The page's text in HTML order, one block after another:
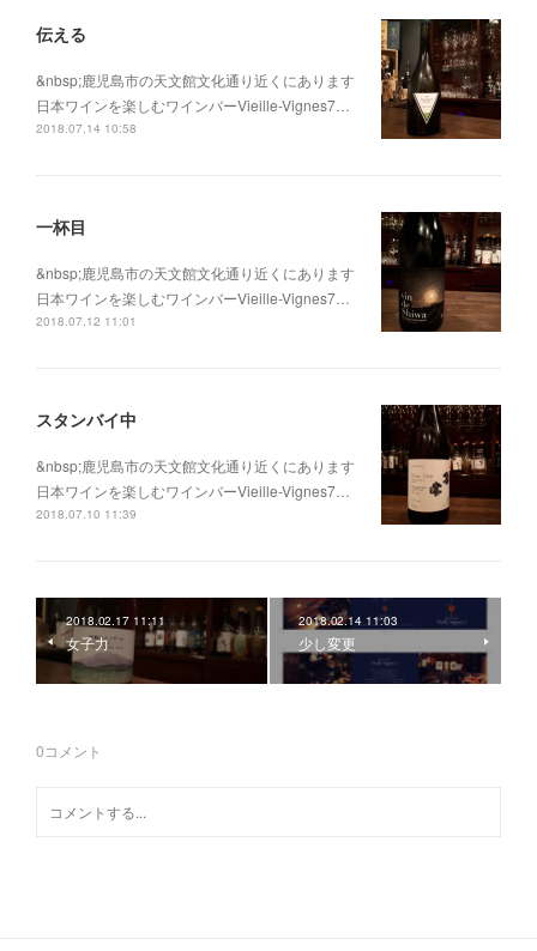
伝える
&nbsp;鹿児島市の天文館文化通り近くにあります
日本ワインを楽しむワインバーVieille-Vignes7…
2018.07.14 10:58
一杯目
&nbsp;鹿児島市の天文館文化通り近くにあります
日本ワインを楽しむワインバーVieille-Vignes7…
2018.07.12 11:01
スタンバイ中
&nbsp;鹿児島市の天文館文化通り近くにあります
日本ワインを楽しむワインバーVieille-Vignes7…
2018.07.10 11:39
2018.02.17 11:11
女子力
2018.02.14 11:03
少し変更
0コメント